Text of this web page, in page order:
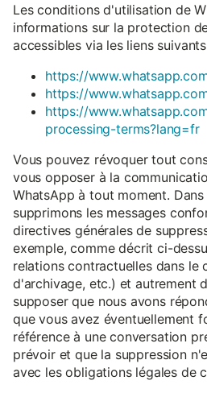
Les conditions d'utilisation de
informations sur la protection
accessibles via les liens
https://
https://
https://
processing-terms?lang=fr
Vous pouvez révoquer tout
vous opposer à la
WhatsApp à tout moment.
supprimons les messages
directives générales de
exemple, comme décrit ci-
relations contractuelles dans le
d'archivage, etc.) et autrement
supposer que nous avons
que vous avez éventuellement
référence à une conversation
prévoir et que la suppression
avec les obligations légales de